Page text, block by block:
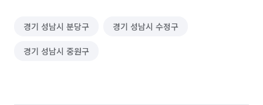
경기 성남시 분당구 경기 성남시 수정구
경기 성남시 중원구